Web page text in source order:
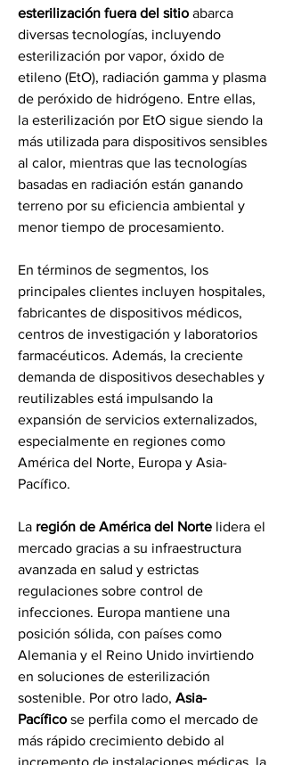
esterilización fuera del sitio abarca
diversas tecnologías, incluyendo
esterilización por vapor, óxido de
etileno (EtO), radiación gamma y plasma
de peróxido de hidrógeno. Entre ellas,
la esterilización por EtO sigue siendo la
más utilizada para dispositivos sensibles
al calor, mientras que las tecnologías
basadas en radiación están ganando
terreno por su eficiencia ambiental y
menor tiempo de procesamiento.
En términos de segmentos, los
principales clientes incluyen hospitales,
fabricantes de dispositivos médicos,
centros de investigación y laboratorios
farmacéuticos. Además, la creciente
demanda de dispositivos desechables y
reutilizables está impulsando la
expansión de servicios externalizados,
especialmente en regiones como
América del Norte, Europa y Asia-
Pacífico.
La región de América del Norte lidera el
mercado gracias a su infraestructura
avanzada en salud y estrictas
regulaciones sobre control de
infecciones. Europa mantiene una
posición sólida, con países como
Alemania y el Reino Unido invirtiendo
en soluciones de esterilización
sostenible. Por otro lado, Asia-
Pacífico se perfila como el mercado de
más rápido crecimiento debido al
incremento de instalaciones médicas, la